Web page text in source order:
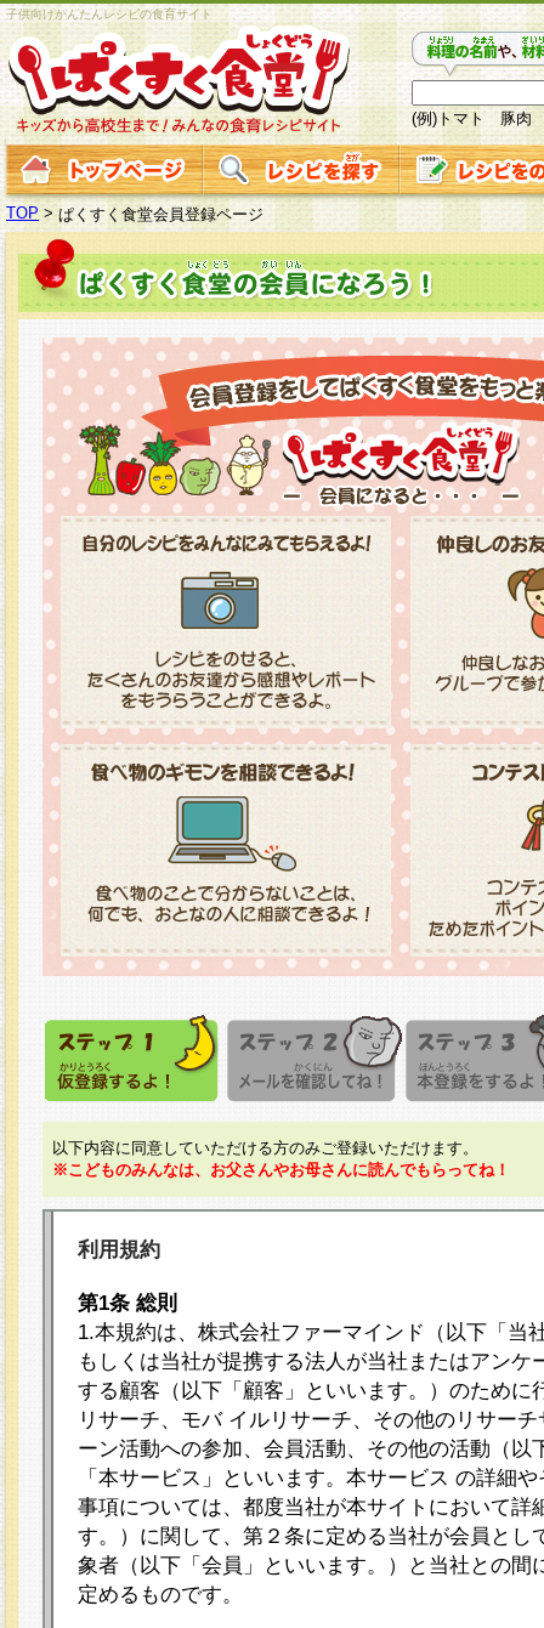
子供向けかんたんレシピの食育サイト
(例)トマト 豚肉
TOP > ぱくすく食堂会員登録ページ
以下内容に同意していただける方のみご登録いただけます。
※こどものみんなは、お父さんやお母さんに読んでもらってね！
利用規約
第1条 総則
1.本規約は、株式会社ファーマインド（以下「当
もしくは当社が提携する法人が当社またはアンケ
する顧客（以下「顧客」といいます。）のために
リサーチ、モバ イルリサーチ、その他のリサー
ーン活動への参加、会員活動、その他の活動（以
「本サービス」といいます。本サービス の詳細
事項については、都度当社が本サイトにおいて詳
す。）に関して、第２条に定める当社が会員とし
象者（以下「会員」といいます。）と当社との間
定めるものです。